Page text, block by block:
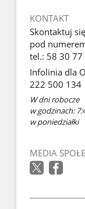
KONTAKT
Skontaktuj
pod
tel.: 58 30 77
Infolinia dla
222 500 134
W dni robocze
w godzinach:
w poniedziałki
MEDIA